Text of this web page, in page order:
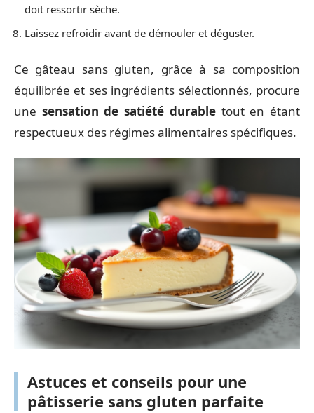
doit ressortir sèche.
Laissez refroidir avant de démouler et déguster.
Ce gâteau sans gluten, grâce à sa composition
équilibrée et ses ingrédients sélectionnés, procure
une sensation de satiété durabletout en étant
respectueux des régimes alimentaires spécifiques.
Astuces et conseils pour une
pâtisserie sans gluten parfaite